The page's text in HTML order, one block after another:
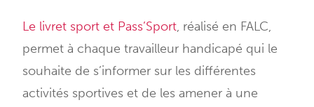
Le livret sport et Pass’Sport, réalisé en FALC,
permet à chaque travailleur handicapé qui le
souhaite de s’informer sur les différentes
activités sportives et de les amener à une